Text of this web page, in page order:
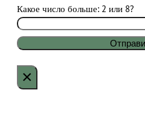
Какое число больше: 2 или 8?
×